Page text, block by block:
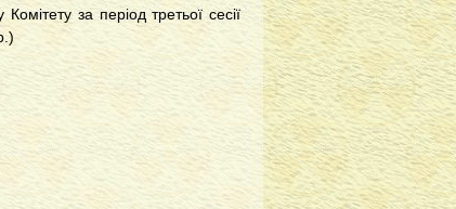
за період третьої сесії